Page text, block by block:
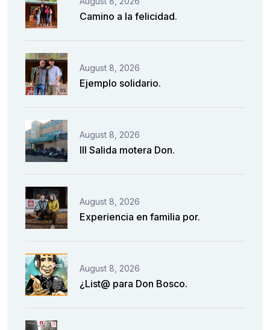
Camino a la felicidad.
August 8, 2026
Ejemplo solidario.
August 8, 2026
III Salida motera Don.
August 8, 2026
Experiencia en familia por.
August 8, 2026
¿List@ para Don Bosco.